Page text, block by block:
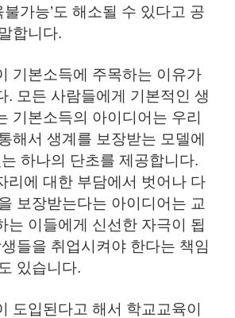
불가능’도 해소될 수 있다고 공
합니다.
기본소득에 주목하는 이유가
. 모든 사람들에게 기본적인 생
기본소득의 아이디어는 우리
해서 생계를 보장받는 모델에
하나의 단초를 제공합니다.
리에 대한 부담에서 벗어나 다
보장받는다는 아이디어는 교
는 이들에게 신선한 자극이 됩
들을 취업시켜야 한다는 책임
있습니다.
도입된다고 해서 학교교육이